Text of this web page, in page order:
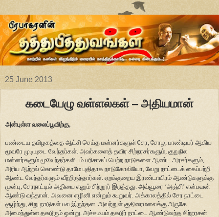
25 June 2013
கடையேழு வள்ளல்கள் – அதியமான்
அன்புள்ள வலைப்பூவிற்கு,
பண்டைய தமிழகத்தை ஆட்சி செய்த மன்னர்களுள் சேர, சோழ, பாண்டியர் ஆகிய
மூவரே முடியுடை வேந்தர்கள். அவர்களைத் தவிர சிற்றரசர்களும், குறுநில
மன்னர்களும் மூவேந்தர்களிடம் பரிசாகப் பெற்ற நாடுகளை ஆண்ட அரசர்களும்,
அரிய ஆற்றல் கொண்டு தாமே புதிதாக நாடுகோலியோ, வேறு நாட்டைக் கைப்பற்றி
ஆண்ட வேந்தர்களும் வீற்றிருந்தார்கள். ஏறக்குறைய இரண்டாயிரம் ஆண்டுகளுக்கு
முன்பு, சேரநாட்டில் அதியை எனும் சிற்றூர் இருந்தது. அவ்வூரை ‘அஞ்சி’ என்பவன்
ஆண்டு வந்தான். அவனை எழினி என்றும் கூறுவர். அக்காலத்தில் சேர நாட்டை
சூழ்ந்து, சிறு நாடுகள் பல இருந்தன. அவற்றுள் குதிரைமலைக்கு அருகே
அமைந்துள்ள தகடூரும் ஒன்று. அச்சமயம் தகடூர் நாட்டை ஆண்டுவந்த சிற்றரசன்